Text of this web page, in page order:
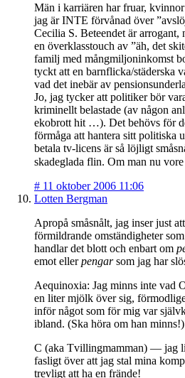
Män i karriären har fruar,
jag är INTE förvånad över
Cecilia S. Beteendet är
en överklasstouch av ”äh, det
familj med mångmiljoninkomst
tyckt att en barnflicka/städerska
vad det inebär av
Jo, jag tycker att politiker bör
kriminellt belastade (av någon
ekobrott hit …). Det behövs för
förmåga att hantera sitt politiska
betala tv-licens är så löjligt
skadeglada flin. Om man nu
# 11 oktober 2006 11:06
Lotten Bergman
Apropå småsnålt, jag inser just
förmildrande omständigheter
handlar det blott och enbart om
emot ellerpengarsom jag har
Aequinoxia: Jag minns inte vad
en liter mjölk över sig,
inför något som för mig var
ibland. (Ska höra om han minns!)
C (aka Tvillingmamman) — jag
fasligt över att jag stal mina
trevligt att ha en frände!